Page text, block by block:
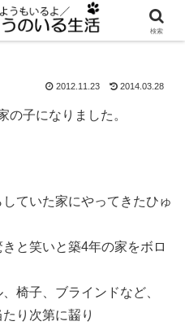
2012.11.23 2014.03.28
の子になりました。
ていた家にやってきたひゅ
と笑いと築4年の家をボロ
椅子、ブラインドなど、
り次第に齧り
検索